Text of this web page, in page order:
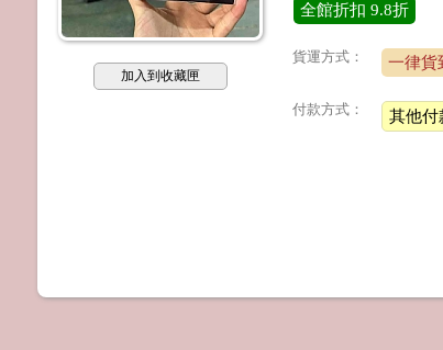
加入到收藏匣
全館折扣 9.8折
貨運方式： 一律
付款方式： 其他付